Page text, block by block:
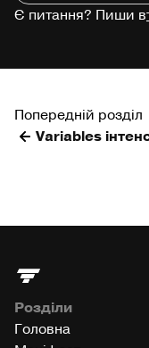
Є питання? Пиши в
Попередній розділ
Variables
Розділи
Головна